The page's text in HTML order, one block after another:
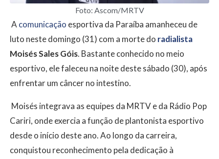
Foto: Ascom/MRTV
A comunicação esportiva da Paraíba amanheceu de
luto neste domingo (31) com a morte do radialista
Moisés Sales Góis. Bastante conhecido no meio
esportivo, ele faleceu na noite deste sábado (30), após
enfrentar um câncer no intestino.
Moisés integrava as equipes da MRTV e da Rádio Pop
Cariri, onde exercia a função de plantonista esportivo
desde o início deste ano. Ao longo da carreira,
conquistou reconhecimento pela dedicação à